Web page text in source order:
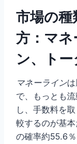
市場の
方：マ
ン、ト
マネーライン
で、もっとも
し、手数料を
較するのが基
の確率約55.6